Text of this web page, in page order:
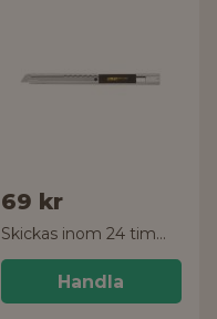
69 kr
Skickas inom 24 timmar!
Handla